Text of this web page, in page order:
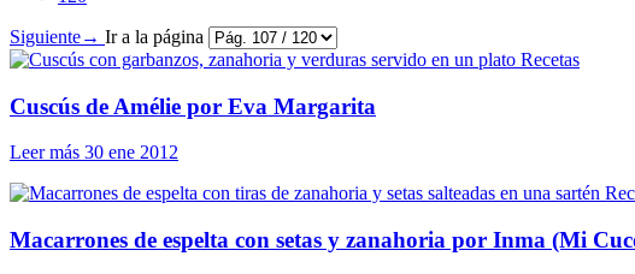
Siguiente→ Ir a la página
Recetas
Cuscús de Amélie por Eva Margarita
Leer más 30 ene 2012
Macarrones de espelta con setas y zanahoria por Inma (Mi